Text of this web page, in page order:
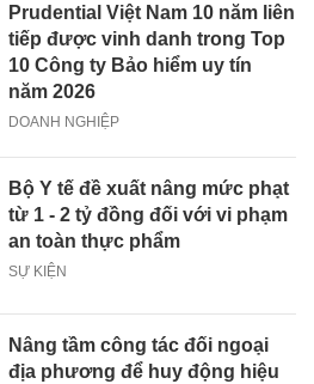
Prudential Việt Nam 10 năm liên
tiếp được vinh danh trong Top
10 Công ty Bảo hiểm uy tín
năm 2026
DOANH NGHIỆP
Bộ Y tế đề xuất nâng mức phạt
từ 1 - 2 tỷ đồng đối với vi phạm
an toàn thực phẩm
SỰ KIỆN
Nâng tầm công tác đối ngoại
địa phương để huy động hiệu